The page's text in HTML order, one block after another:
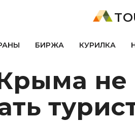
БИРЖА КУРИЛКА
не